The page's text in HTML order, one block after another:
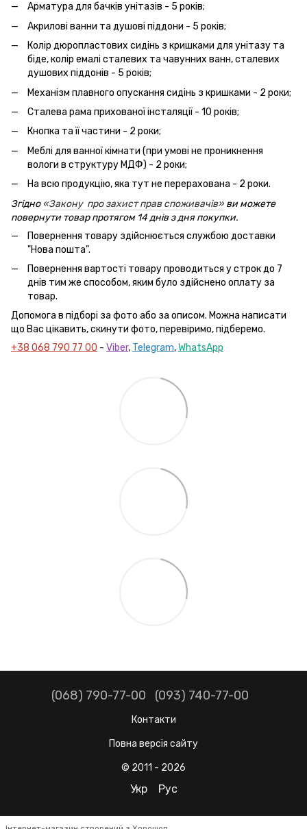
Арматура для бачків унітазів - 5 років;
Акрилові ванни та душові піддони - 5 років;
Колір дюропластових сидінь з кришками для унітазу та
біде, колір емалі сталевих та чавунних ванн, сталевих
душових піддонів - 5 років;
Механізм плавного опускання сидінь з кришками - 2 роки;
Сталева рама прихованої інсталяції - 10 років;
Кнопка та її частини - 2 роки;
Меблі для ванної кімнати (при умові не проникнення
вологи в структуру МДФ) - 2 роки;
На всю продукцію, яка тут не перерахована - 2 роки.
Згідно«Закону про захист прав споживачів» ви можете
повернути товар протягом 14 днів з дня покупки.
Повернення товару здійснюється службою доставки
"Нова пошта".
Повернення вартості товару проводиться у строк до 7
днів тим же способом, яким було здійснено оплату за
товар.
Допомога в підборі за фото або за описом. Можна написати
що Вас цікавить, скинути фото, перевіримо, підберемо.
+38 068 790 77 00 - Viber, Telegram,WhatsApp
(068) 790-77-00 (093) 740-77-00
Контакти
Повна версія сайту
© 2011 - 2026
Укр Рус